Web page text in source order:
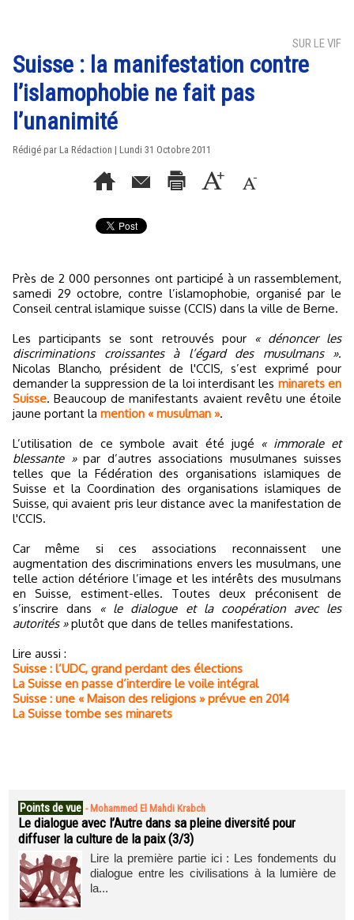
SUR LE VIF
Suisse : la manifestation contre
l’islamophobie ne fait pas
l’unanimité
Rédigé par La Rédaction | Lundi 31 Octobre 2011
Près de 2 000 personnes ont participé à un rassemblement,
samedi 29 octobre, contre l’islamophobie, organisé par le
Conseil central islamique suisse (CCIS) dans la ville de Berne.
Les participants se sont retrouvés pour
« dénoncer les
discriminations croissantes à l’égard des musulmans ».
Nicolas Blancho, président de l'CCIS, s’est exprimé pour
demander la suppression de la loi interdisant les minarets en
Suisse. Beaucoup de manifestants avaient revêtu une étoile
jaune portant la mention « musulman ».
L’utilisation de ce symbole avait été jugé « immorale et
blessante »par d’autres associations musulmanes suisses
telles que la Fédération des organisations islamiques de
Suisse et la Coordination des organisations islamiques de
Suisse, qui avaient pris leur distance avec la manifestation de
l'CCIS.
Car même si ces associations reconnaissent une
augmentation des discriminations envers les musulmans, une
telle action détériore l’image et les intérêts des musulmans
en Suisse, estiment-elles. Toutes deux préconisent de
s’inscrire dans « le dialogue et la coopération avec les
autorités »plutôt que dans de telles manifestations.
Lire aussi :
Suisse : l’UDC, grand perdant des élections
La Suisse en passe d’interdire le voile intégral
Suisse : une « Maison des religions » prévue en 2014
La Suisse tombe ses minarets
Points de vue - Mohammed El Mahdi Krabch
Le dialogue avec l’Autre dans sa pleine diversité pour
diffuser la culture de la paix (3/3)
Lire la première partie ici : Les fondements du
dialogue entre les civilisations à la lumière de
la...